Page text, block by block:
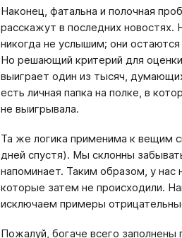
Наконец, фатальна и полочная
расскажут в последних
никогда не услышим; они
Но решающий критерий для
выиграет один из тысяч,
есть личная папка на полке, в
не выигрывала.
Та же логика применима к вещим
дней спустя). Мы склонны
напоминает. Таким образом, у нас
которые затем не происходили.
исключаем примеры
Пожалуй, богаче всего